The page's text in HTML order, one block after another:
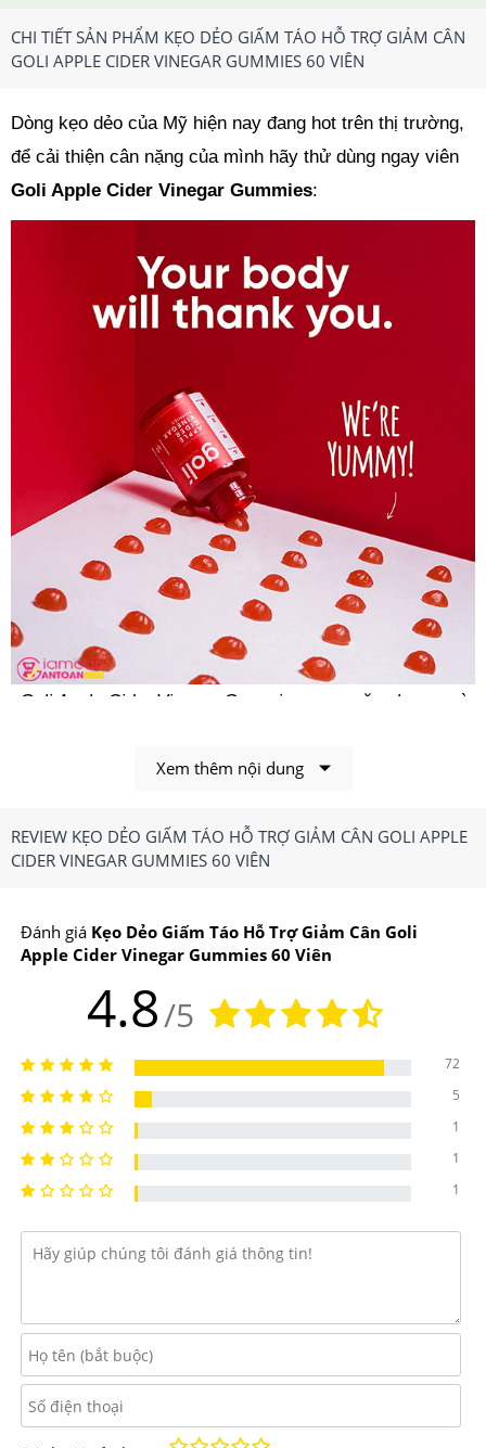
CHI TIẾT SẢN PHẨM KẸO DẺO GIẤM TÁO HỖ TRỢ GIẢM CÂN
GOLI APPLE CIDER VINEGAR GUMMIES 60 VIÊN
Dòng kẹo dẻo của Mỹ hiện nay đang hot trên thị trường,
để cải thiện cân nặng của mình hãy thử dùng ngay viên
Goli Apple Cider Vinegar Gummies:
Goli Apple Cider Vinegar Gummies sung năng lượng và
1.Kẹo Dẻo Giấm Táo Hỗ Trợ Giảm Cân Goli
Dụng, Điểm Nổi Bật Gì?
Giảm Cân Goli Apple Cider Vinegar Gummies 60 Viên
-Duy trì cân nặng và vóc dáng, giảm nguy cơ béo phì
-Bổ sung năng lượng và sức sống cho cơ thể
-Giúp tăng cường lợi khuẩn, hỗ trợ đường ruột khỏe
mạnh hơn, hấp thu dinh dưỡng tốt hơn và đặc biệt không
hại dạ dày.
-Tăng miễn dịch, phòng ngừa các bệnh vặt.
-Chứa chất chống oxy hóa mạnh mẽ, bảo vệ cơ thể
trước các tác động của bên ngoài.
-Làm chậm quá trình lão hóa da, giúp da dẻ tươi sáng,
Xem thêm nội dung
REVIEW KẸO DẺO GIẤM TÁO HỖ TRỢ GIẢM CÂN GOLI APPLE
CIDER VINEGAR GUMMIES 60 VIÊN
Đánh giá Kẹo Dẻo Giấm Táo Hỗ Trợ Giảm Cân Goli
Apple Cider Vinegar Gummies 60 Viên
4.8/5
72
5
1
1
1